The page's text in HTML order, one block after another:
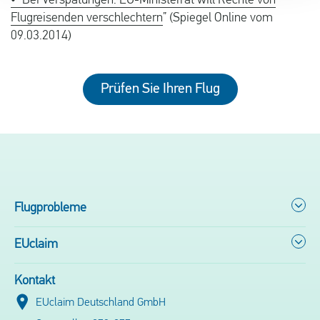
Flugreisenden verschlechtern” (Spiegel Online vom
09.03.2014)
Prüfen Sie Ihren Flug
Flugprobleme
EUclaim
Kontakt
EUclaim Deutschland GmbH